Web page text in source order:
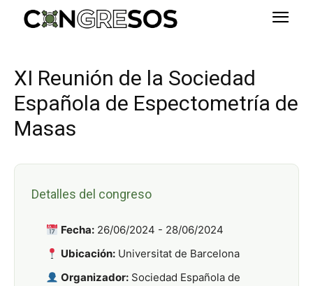
XI Reunión de la Sociedad
Española de Espectometría de
Masas
Detalles del congreso
Fecha: 26/06/2024 - 28/06/2024
Ubicación: Universitat de Barcelona
Organizador: Sociedad Española de